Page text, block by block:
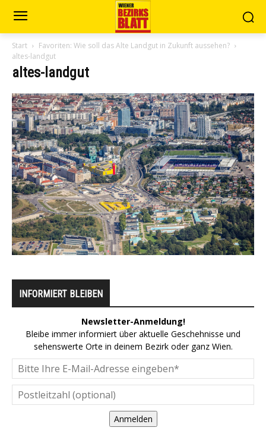
Start
Favoriten: Wie soll das Alte Landgut in Zukunft aussehen?
altes-landgut
altes-landgut
INFORMIERT BLEIBEN
Newsletter-Anmeldung!
Bleibe immer informiert über aktuelle Geschehnisse und
sehenswerte Orte in deinem Bezirk oder ganz Wien.
Anmelden